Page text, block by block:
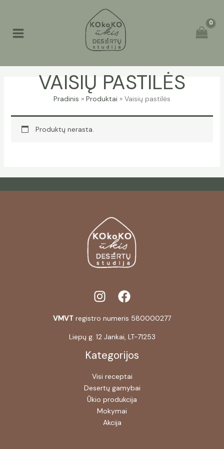
turinio
VAISIŲ PASTILĖS
Pradinis Produktai Vaisių pastilės
Produktų nerasta.
VMVT registro numeris 580000277
Liepų g. 12 Jankai, LT-71253
Kategorijos
Visi receptai
Desertų gamybai
Ūkio produkcija
Mokymai
Akcija